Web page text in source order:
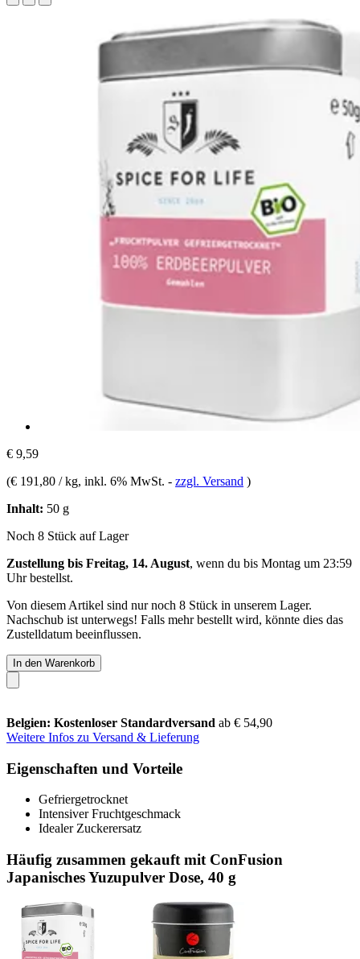
€ 9,59
(€ 191,80 / kg, inkl. 6% MwSt. - zzgl. Versand )
Inhalt: 50 g
Noch 8 Stück auf Lager
Zustellung bis Freitag, 14. August, wenn du bis Montag um 23:59
Uhrbestellst.
Von diesem Artikel sind nur noch 8 Stück in unserem Lager.
Nachschub ist unterwegs! Falls mehr bestellt wird, könnte dies das
Zustelldatum beeinflussen.
In den Warenkorb
Belgien: Kostenloser Standardversand ab € 54,90
Weitere Infos zu Versand & Lieferung
Eigenschaften und Vorteile
Gefriergetrocknet
Intensiver Fruchtgeschmack
Idealer Zuckerersatz
Häufig zusammen gekauft mit ConFusion
Japanisches Yuzupulver Dose, 40 g